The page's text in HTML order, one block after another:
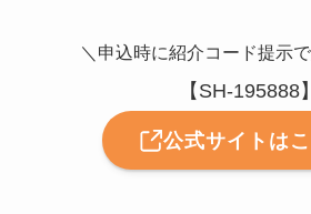
＼申込時に紹介コード提示
【SH-195888】
公式サイトは